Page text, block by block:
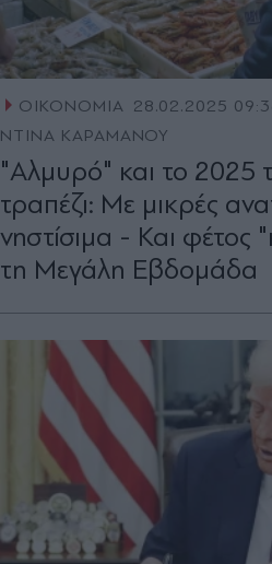
ΟΙΚΟΝΟΜΙΑ 28.02.2025
ΝΤΙΝΑ ΚΑΡΑΜΑΝΟΥ
"Αλµυρό" και το 2025
τραπέζι: Με µικρές
νηστίσιµα - Και φέτος
τη Μεγάλη Εβδοµάδα